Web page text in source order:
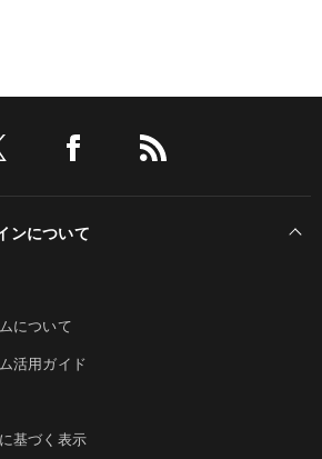
ンについて
について
活用ガイド
基づく表示